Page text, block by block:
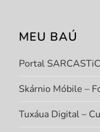
MEU BAÚ
Portal
Skárnio Móbile –
Tuxáua Digital –